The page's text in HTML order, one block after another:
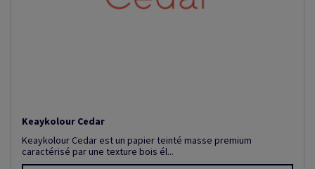
Keaykolour Cedar
Keaykolour Cedar est un papier teinté masse premium
caractérisé par une texture bois él...